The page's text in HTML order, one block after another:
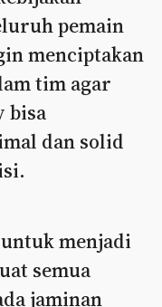
pemain
menciptakan
tim agar
bisa
dan solid
menjadi
semua
jaminan